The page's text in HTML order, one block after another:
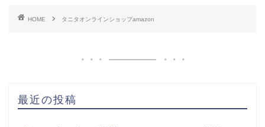
HOME タニタオンラインショップamazon
最近の投稿